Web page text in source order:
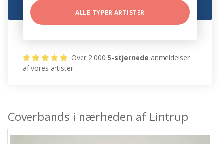
ALLE TYPER ARTISTER
Over 2.0005-stjernede anmeldelser
af vores artister
Coverbands i nærheden af Lintrup